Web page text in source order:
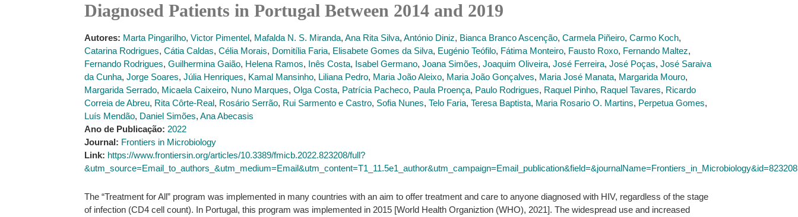
Diagnosed Patients in Portugal Between 2014 and 2019
Autores: Marta Pingarilho, Victor Pimentel, Mafalda N. S. Miranda, Ana Rita Silva, António Diniz, Bianca Branco Ascenção, Carmela Piñeiro, Carmo Koch,
Catarina Rodrigues, Cátia Caldas, Célia Morais, Domitília Faria, Elisabete Gomes da Silva, Eugénio Teófilo, Fátima Monteiro, Fausto Roxo, Fernando Maltez,
Fernando Rodrigues, Guilhermina Gaião, Helena Ramos, Inês Costa, Isabel Germano, Joana Simões, Joaquim Oliveira, José Ferreira, José Poças, José Saraiva
da Cunha, Jorge Soares, Júlia Henriques, Kamal Mansinho, Liliana Pedro, Maria João Aleixo, Maria João Gonçalves, Maria José Manata, Margarida Mouro,
Margarida Serrado, Micaela Caixeiro, Nuno Marques, Olga Costa, Patrícia Pacheco, Paula Proença, Paulo Rodrigues, Raquel Pinho, Raquel Tavares, Ricardo
Correia de Abreu, Rita Côrte-Real, Rosário Serrão, Rui Sarmento e Castro, Sofia Nunes, Telo Faria, Teresa Baptista, Maria Rosario O. Martins, Perpetua Gomes,
Luís Mendão, Daniel Simões, Ana Abecasis
Ano de Publicação: 2022
Journal: Frontiers in Microbiology
Link: https://www.frontiersin.org/articles/10.3389/fmicb.2022.823208/full?
&utm_source=Email_to_authors_&utm_medium=Email&utm_content=T1_11.5e1_author&utm_campaign=Email_publication&field=&journalName=Frontiers_in_Microbiology&id=823208
The “Treatment for All” program was implemented in many countries with an aim to offer treatment and care to anyone diagnosed with HIV, regardless of the stage
of infection (CD4 cell count). In Portugal, this program was implemented in 2015 [World Health Organiztion (WHO), 2021]. The widespread use and increased